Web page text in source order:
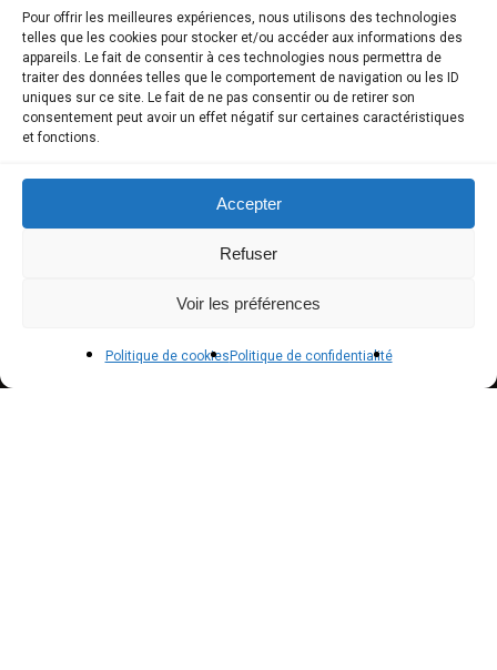
Pour offrir les meilleures expériences, nous utilisons des technologies
telles que les cookies pour stocker et/ou accéder aux informations des
appareils. Le fait de consentir à ces technologies nous permettra de
traiter des données telles que le comportement de navigation ou les ID
uniques sur ce site. Le fait de ne pas consentir ou de retirer son
consentement peut avoir un effet négatif sur certaines caractéristiques
et fonctions.
Accepter
Refuser
Voir les préférences
Politique de cookies Politique de confidentialité
COMPTE CLIENT
Boutique
Mon compte
Modes de paiement
Conditions générales de vente